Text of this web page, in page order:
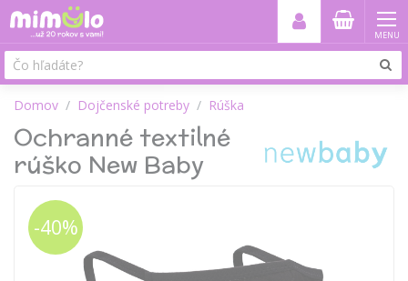
MENU
Domov Dojčenské potreby Rúška
Ochranné textilné
rúško New Baby
-40%